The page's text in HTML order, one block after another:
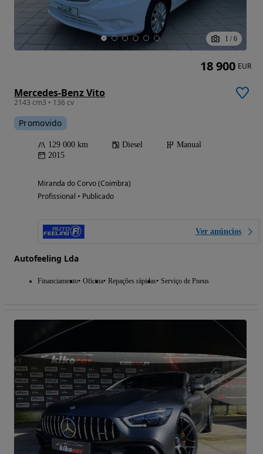
1 / 6
Mercedes-Benz Vito
2143 cm3 • 136 cv
Promovido
129 000 km Diesel
Manual
2015
Miranda do Corvo (Coimbra)
Profissional • Publicado
Ver anúncios
Autofeeling Lda
Financiamento Oficina Repações rápidas Serviço de Pneus
18 900 EUR